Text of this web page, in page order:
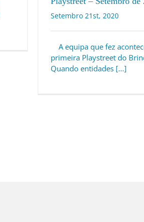
Setembro 21st, 2020
A equipa que fez
primeira Playstreet do
Quando entidades [...]